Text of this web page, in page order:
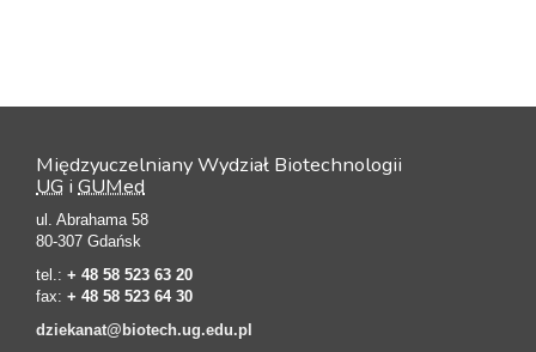
Międzyuczelniany Wydział Biotechnologii
UG i GUMed
ul. Abrahama 58
80-307 Gdańsk
tel.: + 48 58 523 63 20
fax: + 48 58 523 64 30
dziekanat@biotech.ug.edu.pl